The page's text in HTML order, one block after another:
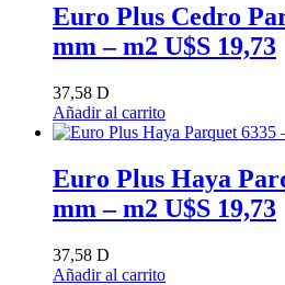
Euro Plus Cedro
mm – m2 U$S 19,73
37,58 D
Añadir al carrito
Euro Plus Haya
mm – m2 U$S 19,73
37,58 D
Añadir al carrito